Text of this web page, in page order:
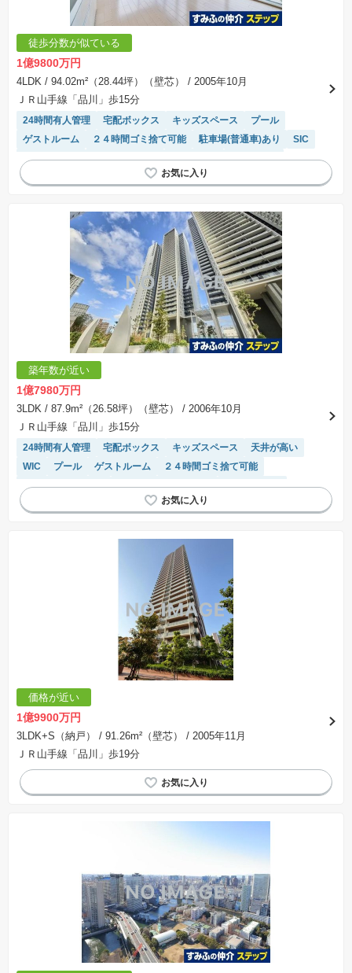
徒歩分数が似ている
1億9800万円
4LDK / 94.02m²（28.44坪）（壁芯）
/ 2005年10月
ＪＲ山手線「品川」歩15分
24時間有人管理 宅配ボックス キッズスペース
プール
ゲストルーム
２４時間ゴミ捨て可能 駐車場(普通車)あり
SIC
温水洗浄便座
ディスポーザー ペット相談
陽当り良好
駐車場空き
対面キッチン
エレベーター
モニター付きインターホン
築年数が近い
1億7980万円
3LDK / 87.9m²（26.58坪）（壁芯）
/ 2006年10月
ＪＲ山手線「品川」歩15分
24時間有人管理 宅配ボックス キッズスペース
天井が高い
WIC
プール ゲストルーム
２４時間ゴミ捨て可能
駐車場(普通車)あり
駐輪場・バイク置き場
温水洗浄便座
ディスポーザー
ペット相談 駐車場空き
モニター付きインターホン
価格が近い
1億9900万円
3LDK+S（納戸） / 91.26m²（壁芯）
/ 2005年11月
ＪＲ山手線「品川」歩19分